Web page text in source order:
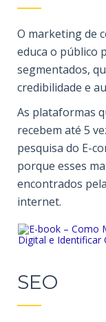
O marketing de
educa o público
segmentados,
credibilidade e
As plataformas
recebem até 5
pesquisa do E-
porque esses
encontrados
internet.
SEO